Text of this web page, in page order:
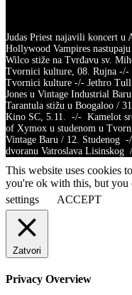
Judas Priest najavili koncert
Hollywood Vampires
Wilco stiže na Tvrđavu sv.
Tvornici kulture, 08. Rujna -/-
Tvornici kulture -/- Jethro
Jones u Vintage Industrial
Tarantula stižu u Boogaloo /
Kino SC, 5.11. -/- Kamelot
of Xymox u studenom u
Vintage Baru / 12. Studenog
dvoranu Vatroslava
This website uses cookies
you're ok with this, but
settings
ACCEPT
Zatvori
Privacy Overview